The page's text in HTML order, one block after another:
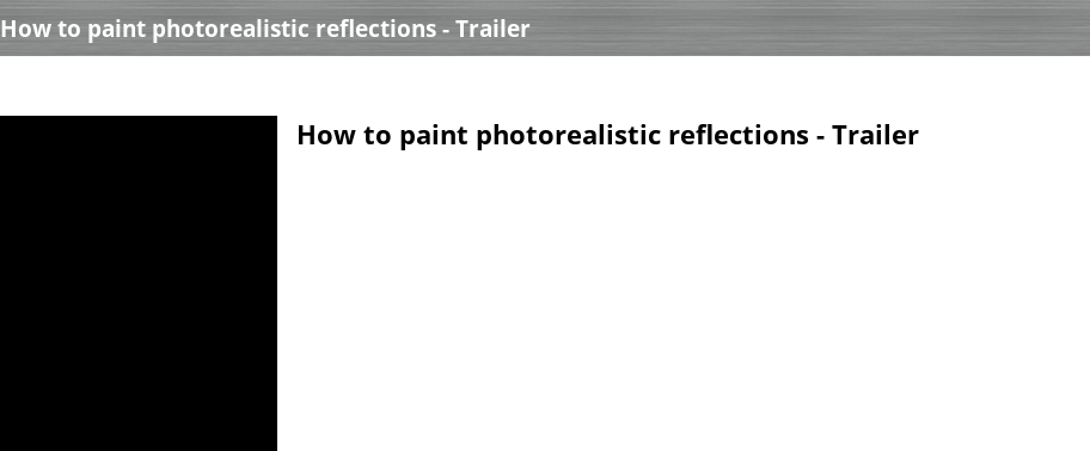
How to paint photorealistic reflections - Trailer
How to paint photorealistic reflections - Trailer